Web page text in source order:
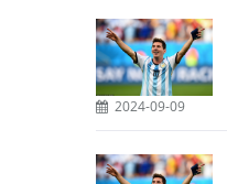
2024-09-09